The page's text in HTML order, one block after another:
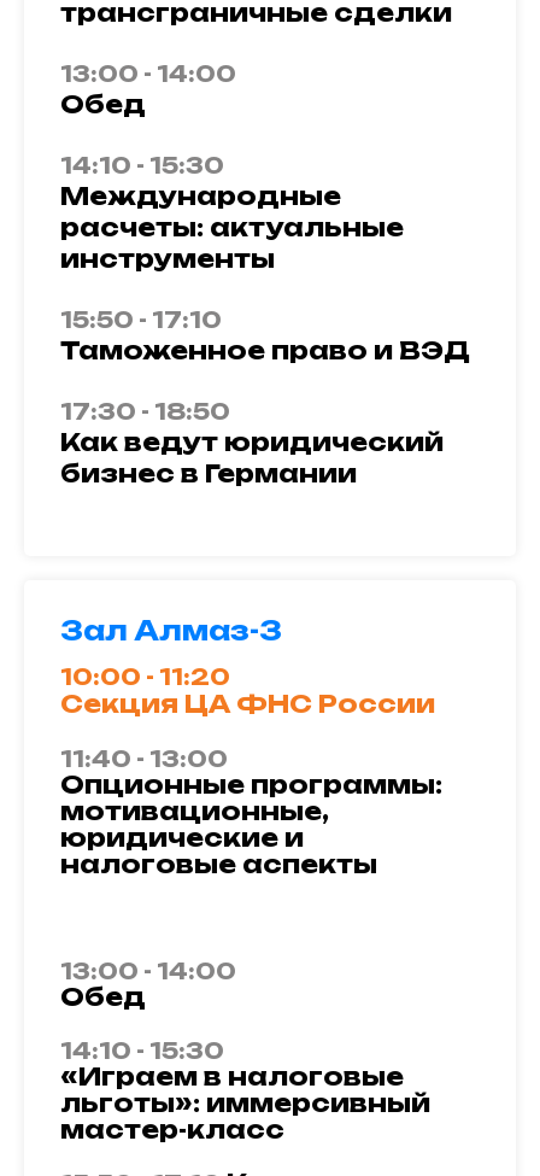
трансграничные сделки
13:00 - 14:00
Обед
14:10 - 15:30
Международные
расчеты: актуальные
инструменты
15:50 - 17:10
Таможенное право и ВЭД
17:30 - 18:50
Как ведут юридический
бизнес в Германии
Зал Алмаз-3
10:00 - 11:20
Секция ЦА ФНС России
11:40 - 13:00
Опционные программы:
мотивационные,
юридические и
налоговые аспекты
13:00 - 14:00
Обед
14:10 - 15:30
«Играем в налоговые
льготы»: иммерсивный
мастер-класс